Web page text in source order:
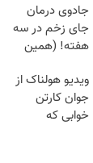
جادوی درمان
جای زخم در سه
هفته! (همین
صحبت کنید)
ویدیو هولناک از
جوان کارتن
خوابی که